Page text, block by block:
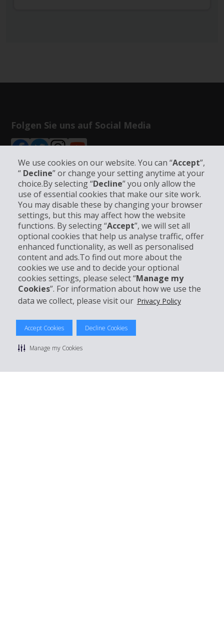
We use cookies on our website. You can “Accept”,
“ Decline” or change your setting anytime at your
choice.By selecting “Decline” you only allow the
use of essential cookies that make our site work.
You may disable these by changing your browser
settings, but this may affect how the website
functions. By selecting “Accept”, we will set all
optional cookies that help us analyse traffic, offer
enhanced functionality, as well as personalised
content and ads.To find out more about the
cookies we use and to decide your optional
cookies settings, please select “Manage my
Cookies”. For information about how we use the
data we collect, please visit our Privacy Policy
Accept Cookies Decline Cookies
Manage my Cookies
Folgen Sie uns auf Social Media
Unternehmensinformation
Partner
Kundenservice
Mieten bei Hertz
© 2026 The Hertz System, Inc.
Datenschutzrichtlinie | Nutzungsbedingungen
Sitemap Cookies verwalten